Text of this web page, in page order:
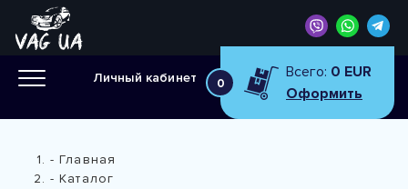
Личный кабинет 0
Всего: 0 EUR
Оформить
Главная
Каталог